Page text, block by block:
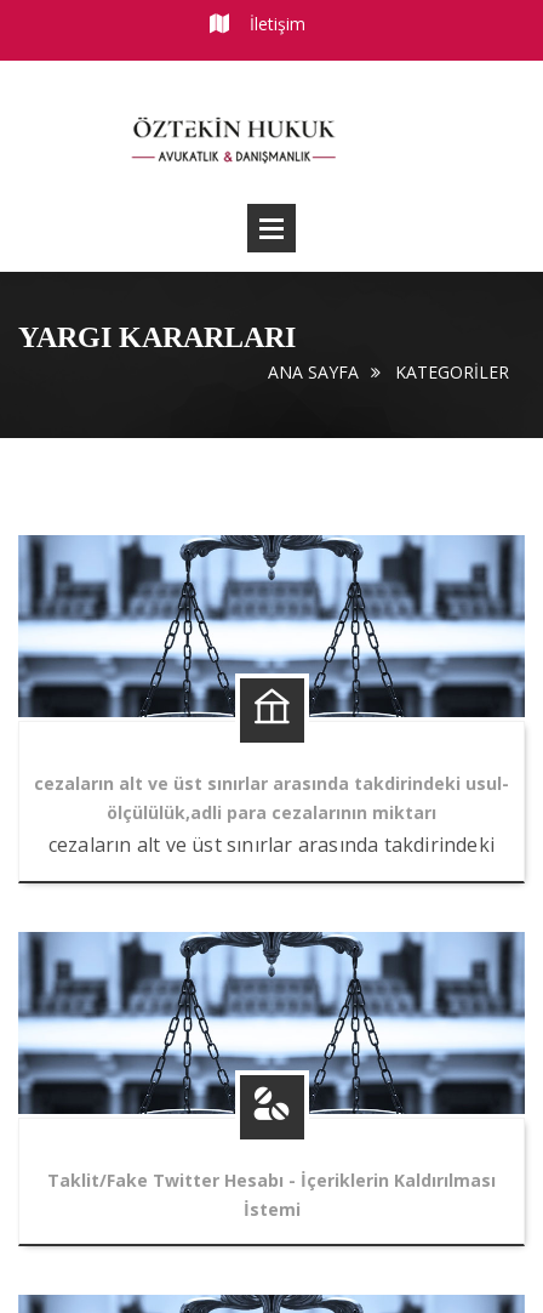
İletişim
Kitaplar
Raporlar
YARGI KARARLARI
ANA SAYFA KATEGORILER
cezaların alt ve üst sınırlar arasında takdirindeki usul-
ölçülülük,adli para cezalarının miktarı
cezaların alt ve üst sınırlar arasında takdirindeki
Taklit/Fake Twitter Hesabı - İçeriklerin Kaldırılması
İstemi